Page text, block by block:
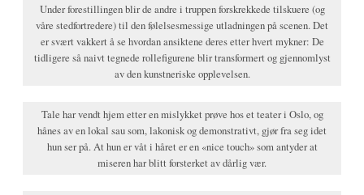
Under forestillingen blir de andre i truppen forskrekkede tilskuere (og
våre stedfortredere) til den følelsesmessige utladningen på scenen. Det
er svært vakkert å se hvordan ansiktene deres etter hvert mykner: De
tidligere så naivt tegnede rollefigurene blir transformert og gjennomlyst
av den kunstneriske opplevelsen.
Tale har vendt hjem etter en mislykket prøve hos et teater i Oslo, og
hånes av en lokal sau som, lakonisk og demonstrativt, gjør fra seg idet
hun ser på. At hun er våt i håret er en «nice touch» som antyder at
miseren har blitt forsterket av dårlig vær.